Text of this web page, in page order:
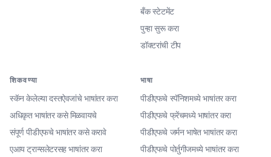
बँक स्टेटमेंट
पुन्हा सुरू करा
डॉक्टरांची टीप
शिकवण्या
स्कॅन केलेल्या दस्तऐवजांचे भाषांतर करा
अधिकृत भाषांतर कसे मिळवायचे
संपूर्ण पीडीएफचे भाषांतर कसे करावे
एआय ट्रान्सलेटरसह भाषांतर करा
भाषा
पीडीएफचे स्पॅनिशमध्ये भाषांतर करा
पीडीएफचे फ्रेंचमध्ये भाषांतर करा
पीडीएफचे जर्मन भाषेत भाषांतर करा
पीडीएफचे पोर्तुगीजमध्ये भाषांतर करा